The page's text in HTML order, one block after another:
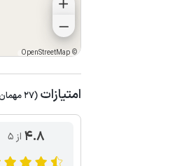
©
OpenStreetMap
امتیازات (
27
4.8 از ۵